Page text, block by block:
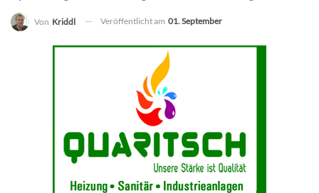
Von Kriddl Veröffentlicht am 01. September